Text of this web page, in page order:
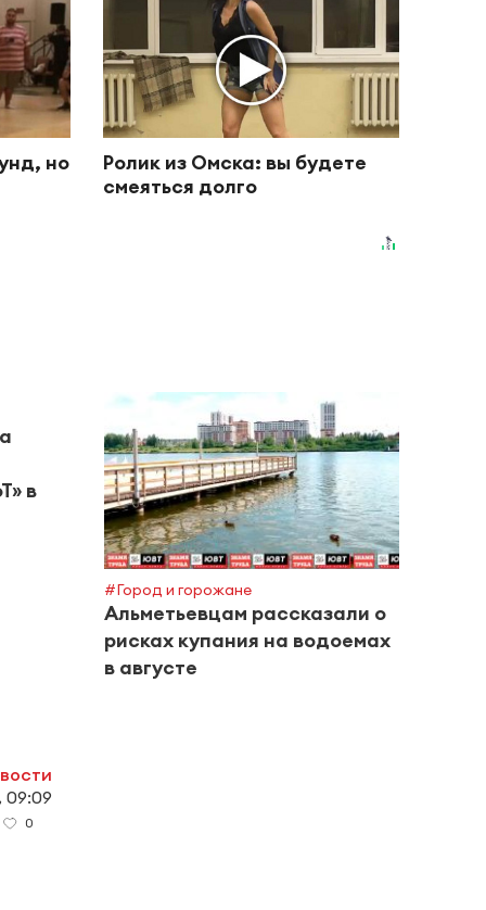
но
Ролик из Омска: вы будете
смеяться долго
в
#Город и горожане
Альметьевцам рассказали о
рисках купания на водоемах
в августе
09:09
0